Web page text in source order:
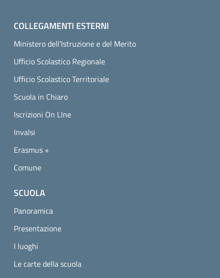
COLLEGAMENTI ESTERNI
Ministero dell'Istruzione e del Merito
Ufficio Scolastico Regionale
Ufficio Scolastico Territoriale
Scuola in Chiaro
Iscrizioni On LIne
Invalsi
Erasmus +
Comune
SCUOLA
Panoramica
Presentazione
I luoghi
Le carte della scuola